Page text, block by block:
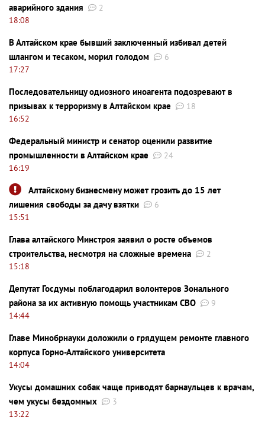
аварийного здания
2
18:08
В Алтайском крае бывший заключенный избивал детей
шлангом и тесаком, морил голодом
6
17:27
Последовательницу одиозного иноагента подозревают в
призывах к терроризму в Алтайском крае
18
16:52
Федеральный министр и сенатор оценили развитие
промышленности в Алтайском крае
24
16:19
Алтайскому бизнесмену может грозить до 15 лет
лишения свободы за дачу взятки
6
15:51
Глава алтайского Минстроя заявил о росте объемов
строительства, несмотря на сложные времена
2
15:18
Депутат Госдумы поблагодарил волонтеров Зонального
района за их активную помощь участникам СВО
9
14:44
Главе Минобрнауки доложили о грядущем ремонте главного
корпуса Горно-Алтайского университета
14:04
Укусы домашних собак чаще приводят барнаульцев к врачам,
чем укусы бездомных
3
13:22